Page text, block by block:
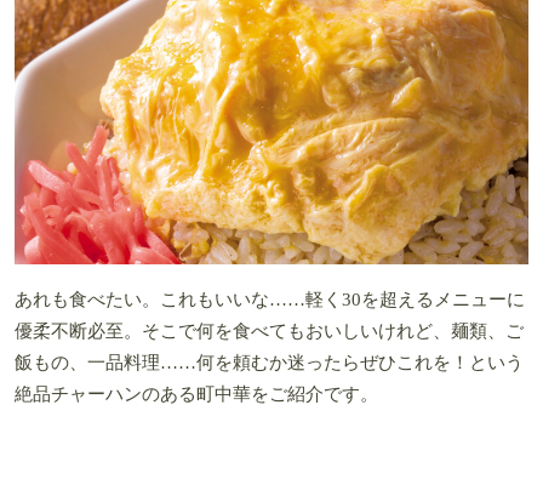
あれも食べたい。これもいいな……軽く30を超えるメニューに
優柔不断必至。そこで何を食べてもおいしいけれど、麺類、ご
飯もの、一品料理……何を頼むか迷ったらぜひこれを！という
絶品チャーハンのある町中華をご紹介です。